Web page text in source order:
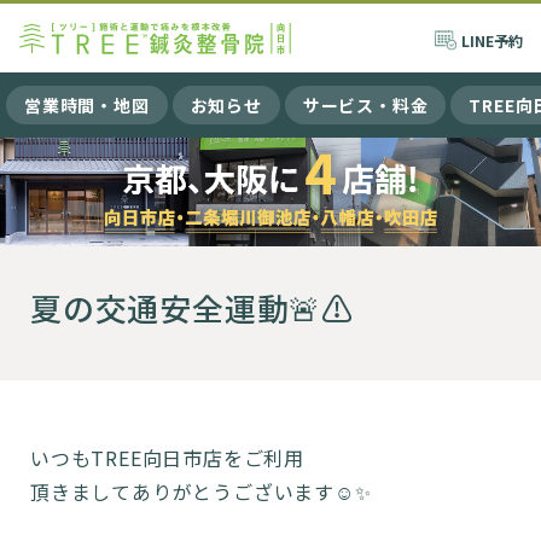
LINE予約
営業時間・地図 お知らせ サービス・料金 TREE向
夏の交通安全運動🚨⚠️
いつもTREE向日市店をご利用
頂きましてありがとうございます☺️✨